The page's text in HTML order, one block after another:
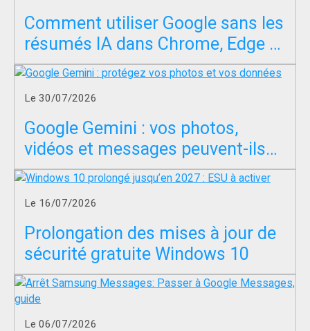
Comment utiliser Google sans les
résumés IA dans Chrome, Edge et
Firefox ?
Le 30/07/2026
Google Gemini : vos photos,
vidéos et messages peuvent-ils
servir à entraîner l’IA ?
Le 16/07/2026
Prolongation des mises à jour de
sécurité gratuite Windows 10
Le 06/07/2026